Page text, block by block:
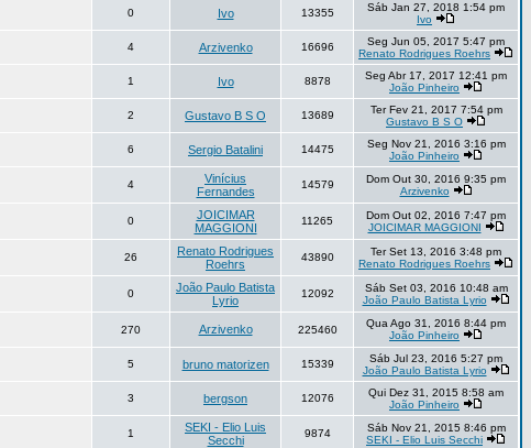
0 Ivo 13355
Sáb Jan 27, 2018 1:54 pm
Ivo
4 Arzivenko 16696
Seg Jun 05, 2017 5:47 pm
Renato Rodrigues Roehrs
1 Ivo 8878
Seg Abr 17, 2017 12:41 pm
João Pinheiro
2 Gustavo B S O 13689
Ter Fev 21, 2017 7:54 pm
Gustavo B S O
6 Sergio Batalini 14475
Seg Nov 21, 2016 3:16 pm
João Pinheiro
4
Vinícius
Fernandes
14579
Dom Out 30, 2016 9:35 pm
Arzivenko
0
JOICIMAR
MAGGIONI
11265
Dom Out 02, 2016 7:47 pm
JOICIMAR MAGGIONI
26
Renato Rodrigues
Roehrs
43890
Ter Set 13, 2016 3:48 pm
Renato Rodrigues Roehrs
0
João Paulo Batista
Lyrio
12092
Sáb Set 03, 2016 10:48 am
João Paulo Batista Lyrio
270 Arzivenko 225460
Qua Ago 31, 2016 8:44 pm
João Pinheiro
5 bruno matorizen 15339
Sáb Jul 23, 2016 5:27 pm
João Paulo Batista Lyrio
3 bergson 12076
Qui Dez 31, 2015 8:58 am
João Pinheiro
1
SEKI - Elio Luis
Secchi
9874
Sáb Nov 21, 2015 8:46 pm
SEKI - Elio Luis Secchi